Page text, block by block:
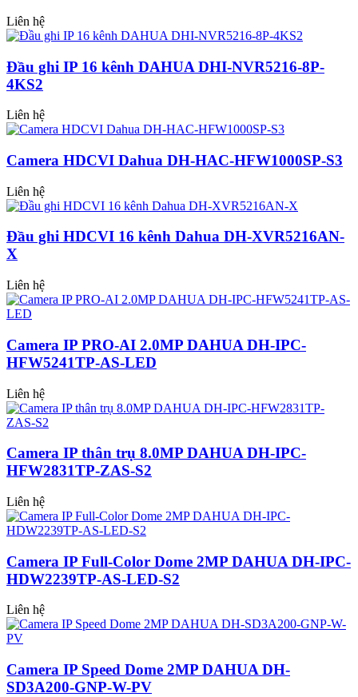
Liên hệ
Đầu ghi IP 16 kênh DAHUA DHI-NVR5216-8P-
4KS2
Liên hệ
Camera HDCVI Dahua DH-HAC-HFW1000SP-S3
Liên hệ
Đầu ghi HDCVI 16 kênh Dahua DH-XVR5216AN-
X
Liên hệ
Camera IP PRO-AI 2.0MP DAHUA DH-IPC-
HFW5241TP-AS-LED
Liên hệ
Camera IP thân trụ 8.0MP DAHUA DH-IPC-
HFW2831TP-ZAS-S2
Liên hệ
Camera IP Full-Color Dome 2MP DAHUA DH-IPC-
HDW2239TP-AS-LED-S2
Liên hệ
Camera IP Speed Dome 2MP DAHUA DH-
SD3A200-GNP-W-PV